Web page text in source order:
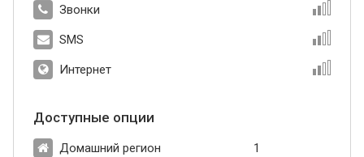
Звонки
SMS
Интернет
Доступные опции
Домашний регион 1